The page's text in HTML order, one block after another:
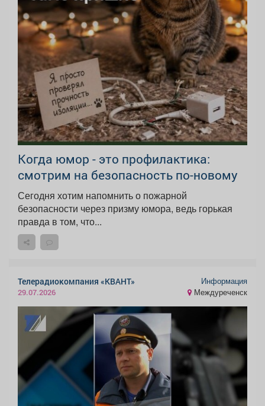
Когда юмор - это профилактика:
смотрим на безопасность по-новому
Сегодня хотим напомнить о пожарной
безопасности через призму юмора, ведь горькая
правда в том, что...
Телерадиокомпания «КВАНТ»
29.07.2026
Информация
Междуреченск